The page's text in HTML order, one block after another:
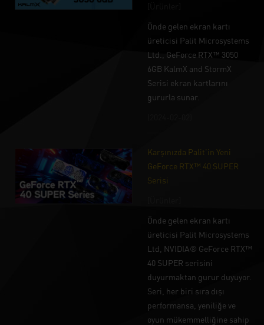
Önde gelen ekran kartı
üreticisi Palit Microsystems
Ltd., GeForce RTX™ 3050
6GB KalmX and StormX
Serisi ekran kartlarını
gururla sunar.
Karşınızda Palit'in Yeni
GeForce RTX™ 40 SUPER
Serisi
Önde gelen ekran kartı
üreticisi Palit Microsystems
Ltd, NVIDIA® GeForce RTX™
40 SUPER serisini
duyurmaktan gurur duyuyor.
Seri, her biri sıra dışı
performansa, yeniliğe ve
oyun mükemmelliğine sahip